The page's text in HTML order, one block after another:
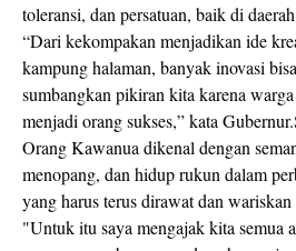
toleransi, dan persatuan, baik di
“Dari kekompakan menjadikan ide
kampung halaman, banyak inovasi
sumbangkan pikiran kita karena
menjadi orang sukses,” kata
Orang Kawanua dikenal dengan
menopang, dan hidup rukun dalam
yang harus terus dirawat dan
"Untuk itu saya mengajak kita semua